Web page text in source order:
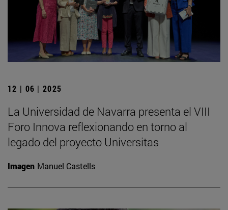
12 | 06 | 2025
La Universidad de Navarra presenta el VIII
Foro Innova reflexionando en torno al
legado del proyecto Universitas
Imagen Manuel Castells